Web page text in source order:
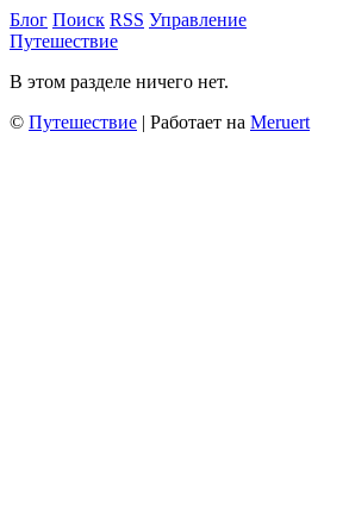
Блог Поиск RSS Управление
Путешествие
В этом разделе ничего нет.
© Путешествие | Работает на Meruert